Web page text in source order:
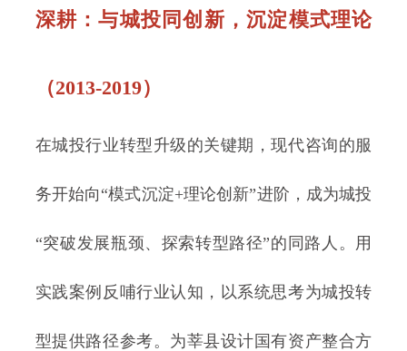
深耕 ：与城投同创新，沉淀模式理论
（2013-2019）
在城投行业转型升级的关键期，现代咨询的服
务开始向“模式沉淀+理论创新”进阶，成为城投
“突破发展瓶颈、探索转型路径”的同路人。用
实践案例反哺行业认知，以系统思考为城投转
型提供路径参考。为莘县设计国有资产整合方